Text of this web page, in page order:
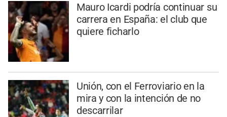
Mauro Icardi podría continuar su
carrera en España: el club que
quiere ficharlo
Unión, con el Ferroviario en la
mira y con la intención de no
descarrilar